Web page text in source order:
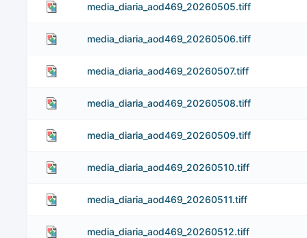
media_diaria_aod469_20260505.tiff
media_diaria_aod469_20260506.tiff
media_diaria_aod469_20260507.tiff
media_diaria_aod469_20260508.tiff
media_diaria_aod469_20260509.tiff
media_diaria_aod469_20260510.tiff
media_diaria_aod469_20260511.tiff
media_diaria_aod469_20260512.tiff